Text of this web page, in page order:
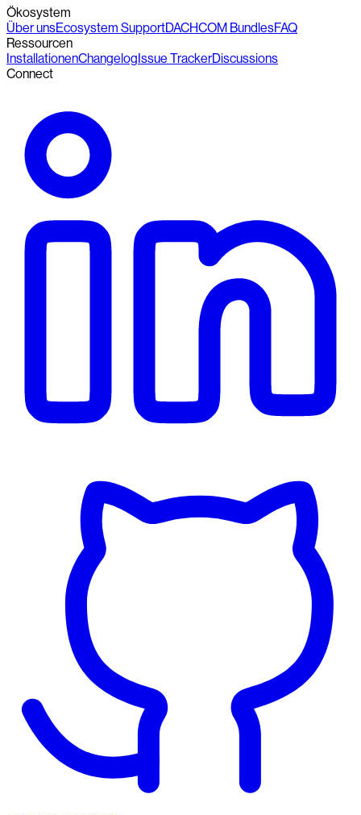
Ökosystem
Über unsEcosystem SupportDACHCOM BundlesFAQ
Ressourcen
InstallationenChangelogIssue TrackerDiscussions
Connect